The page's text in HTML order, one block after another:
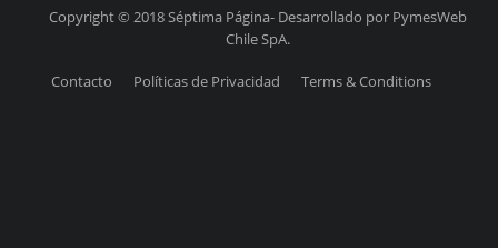
Copyright © 2018 Séptima Página- Desarrollado por PymesWeb
Chile SpA.
Contacto Políticas de Privacidad Terms & Conditions